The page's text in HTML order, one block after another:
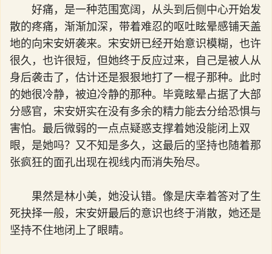
好痛，是一种范围宽阔，从头到后侧中心开始发
散的疼痛，渐渐加深，带着难忍的呕吐眩晕感铺天盖
地的向宋安妍袭来。宋安妍已经开始意识模糊，也许
很久，也许很短，但她终于反应过来，自己是被人从
身后袭击了，估计还是狠狠地打了一棍子那种。此时
的她很冷静，被迫冷静的那种。毕竟眩晕占据了大部
分感官，宋安妍实在没有多余的精力能去分给恐惧与
害怕。最后微弱的一点点疑惑支撑着她没能闭上双
眼，是她吗？又不知是多久，这最后的坚持也随着那
张疯狂的面孔出现在视线内而消失殆尽。
果然是林小美，她没认错。像是庆幸着答对了生
死抉择一般，宋安妍最后的意识也终于消散，她还是
坚持不住地闭上了眼睛。